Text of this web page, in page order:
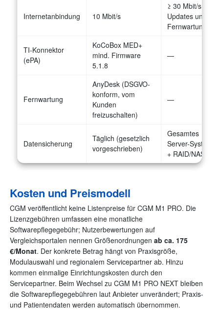
Internetanbindung 10 Mbit/s
≥ 30 Mbit/s (für
Updates und
Fernwartung)
TI-Konnektor
(ePA)
KoCoBox MED+
mind. Firmware
5.1.8
—
Fernwartung
AnyDesk (DSGVO-
konform, vom
Kunden
freizuschalten)
—
Datensicherung
Täglich (gesetzlich
vorgeschrieben)
Gesamtes
Server-System
+ RAID/NAS
Kosten und Preismodell
CGM veröffentlicht keine Listenpreise für CGM M1 PRO. Die
Lizenzgebühren umfassen eine monatliche
Softwarepflegegebühr; Nutzerbewertungen auf
Vergleichsportalen nennen Größenordnungen ab ca. 175
€/Monat. Der konkrete Betrag hängt von Praxisgröße,
Modulauswahl und regionalem Servicepartner ab. Hinzu
kommen einmalige Einrichtungskosten durch den
Servicepartner. Beim Wechsel zu CGM M1 PRO NEXT bleiben
die Softwarepflegegebühren laut Anbieter unverändert; Praxis-
und Patientendaten werden automatisch übernommen.